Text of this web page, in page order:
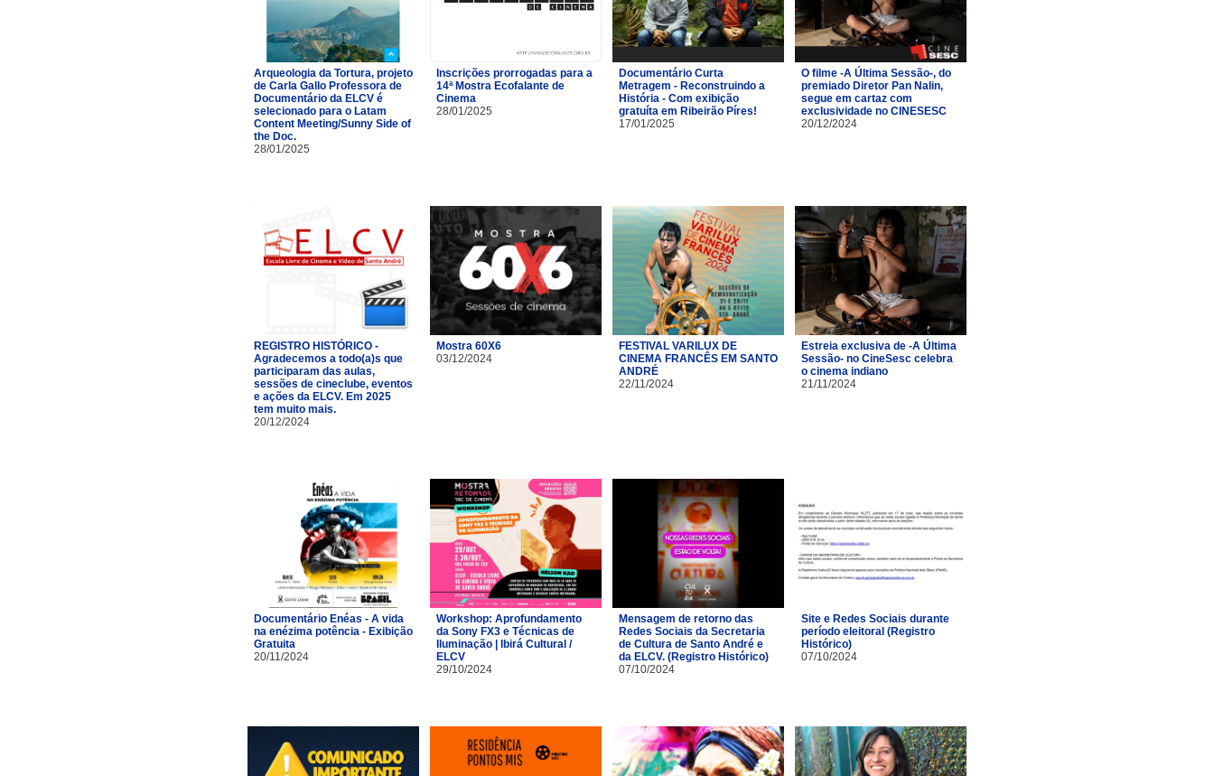
Arqueologia da Tortura, projeto
de Carla Gallo Professora de
Documentário da ELCV é
selecionado para o Latam
Content Meeting/Sunny Side of
the Doc.
28/01/2025
Inscrições prorrogadas para a
14ª Mostra Ecofalante de
Cinema
28/01/2025
Documentário Curta
Metragem - Reconstruindo a
História - Com exibição
gratuíta em Ribeirão Píres!
17/01/2025
O filme -A Última Sessão-, do
premiado Diretor Pan Nalin,
segue em cartaz com
exclusividade no CINESESC
20/12/2024
REGISTRO HISTÓRICO -
Agradecemos a todo(a)s que
participaram das aulas,
sessões de cineclube, eventos
e ações da ELCV. Em 2025
tem muito mais.
20/12/2024
Mostra 60X6
03/12/2024
FESTIVAL VARILUX DE
CINEMA FRANCÊS EM SANTO
ANDRÉ
22/11/2024
Estreia exclusiva de -A Última
Sessão- no CineSesc celebra
o cinema indiano
21/11/2024
Documentário Enéas - A vida
na enézima potência - Exibição
Gratuita
20/11/2024
Workshop: Aprofundamento
da Sony FX3 e Técnicas de
Iluminação | Ibirá Cultural /
ELCV
29/10/2024
Mensagem de retorno das
Redes Sociais da Secretaria
de Cultura de Santo André e
da ELCV. (Registro Histórico)
07/10/2024
Site e Redes Sociais durante
período eleitoral (Registro
Histórico)
07/10/2024